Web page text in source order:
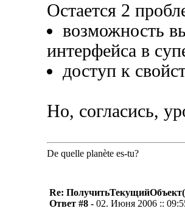
Остается 2
возможность
интерфейса в
доступ к
Но, согласись,
De quelle planète es-tu?
Re:
Ответ #8 - 02. Июня 2006 ::